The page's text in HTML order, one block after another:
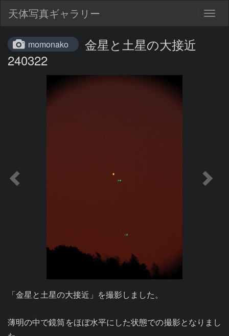
天体写真ギャラリー
momonako
金星と土星の大接近
240322
「金星と土星の大接近」を撮影しました。
薄明の中で鏡筒をほぼ水平にした状態での撮影となりまし